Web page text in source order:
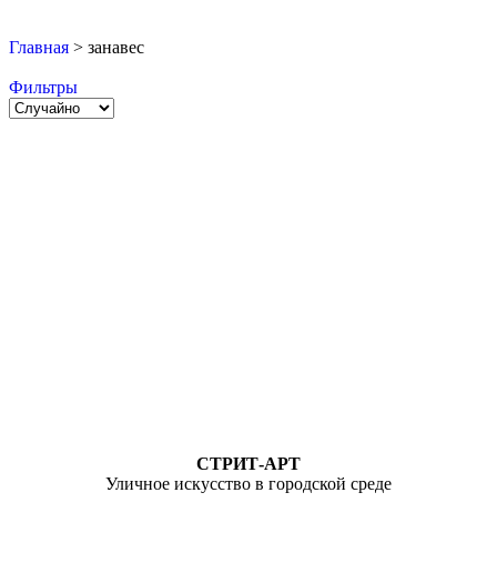
Главная > занавес
Фильтры
СТРИТ-АРТ
Уличное искусство в городской среде